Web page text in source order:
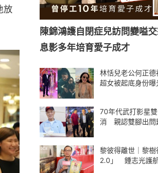
放
陳錦鴻護自閉症兒訪問變嗌
息影多年培育愛子成才
林恬兒老公何正
超女被起底身份曝
70年代武打影星
消 親認雙腳出問
黎彼得離世｜黎
2.0」 鍾志光護